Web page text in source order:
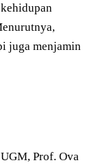
juga menjamin
Prof. Ova